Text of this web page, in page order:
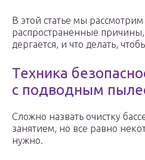
В этой статье мы
распространенные
дергается, и что делать,
Техника
с подводным
Сложно назвать очистку
занятием, но все равно
нужно.